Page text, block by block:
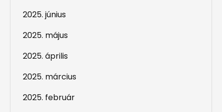
2025. június
2025. május
2025. április
2025. március
2025. február